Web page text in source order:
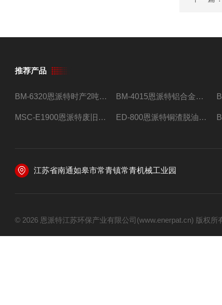
推荐产品
BM-6320恩派特时产2吨合金钢屑压饼机 BM-4015恩派特铝合金屑压饼机 脱油效果好
MSC-E1900恩派特废旧锂电池极片破碎处理设备 ED-800恩派特铜渣脱油机废铜屑铝屑甩油机
江苏省南通如皋市常青镇常青机械工业园
© 2026 恩派特江苏环保产业有限公司(www.enerpat.cn) 版权